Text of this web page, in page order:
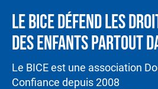
Le BICE défend les
des enfants partout
Le BICE est une association
Confiance depuis 2008